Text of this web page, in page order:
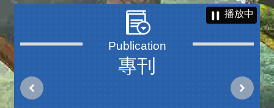
專刊
播放中